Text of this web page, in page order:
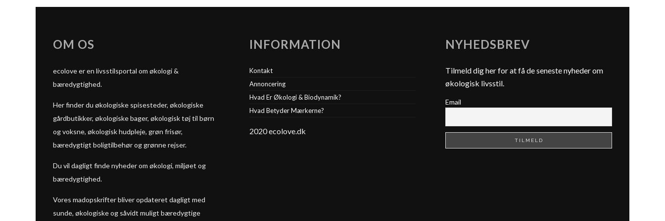
OM OS
ecolove er en livsstilsportal om økologi &
bæredygtighed.
Her finder du økologiske spisesteder, økologiske
gårdbutikker, økologiske bager, økologisk tøj til børn
og voksne, økologisk hudpleje, grøn frisør,
bæredygtigt boligtilbehør og grønne rejser.
Du vil dagligt finde nyheder om økologi, miljøet og
bæredygtighed.
Vores madopskrifter bliver opdateret dagligt med
sunde, økologiske og såvidt muligt bæredygtige
INFORMATION
Kontakt
Annoncering
Hvad Er Økologi & Biodynamik?
Hvad Betyder Mærkerne?
2020 ecolove.dk
NYHEDSBREV
Tilmeld dig her for at få de seneste nyheder om
økologisk livsstil.
Email